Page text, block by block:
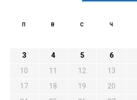
П В С Ч
3
4 5 6
10
11 12 13
17
18 19 20